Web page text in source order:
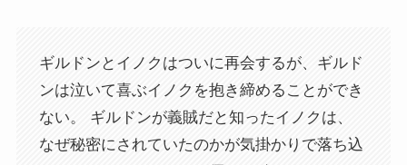
ギルドンとイノクはついに再会するが、ギルド
ンは泣いて喜ぶイノクを抱き締めることができ
ない。 ギルドンが義賊だと知ったイノクは、
なぜ秘密にされていたのかが気掛かりで落ち込